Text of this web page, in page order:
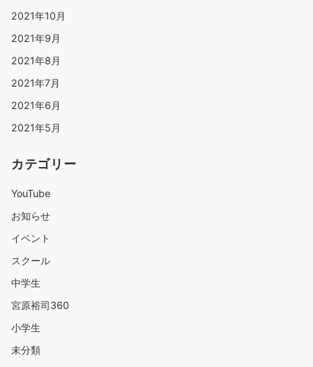
2021年10月
2021年9月
2021年8月
2021年7月
2021年6月
2021年5月
カテゴリー
YouTube
お知らせ
イベント
スクール
中学生
宮原裕司360
小学生
未分類